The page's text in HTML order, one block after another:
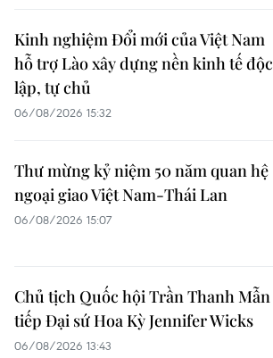
Kinh nghiệm Đổi mới của Việt Nam
hỗ trợ Lào xây dựng nền kinh tế độc
lập, tự chủ
06/08/2026 15:32
Thư mừng kỷ niệm 50 năm quan hệ
ngoại giao Việt Nam-Thái Lan
06/08/2026 15:07
Chủ tịch Quốc hội Trần Thanh Mẫn
tiếp Đại sứ Hoa Kỳ Jennifer Wicks
06/08/2026 13:43